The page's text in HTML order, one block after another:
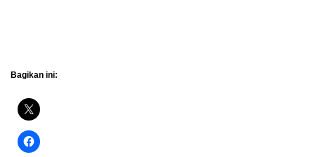
Bagikan ini: